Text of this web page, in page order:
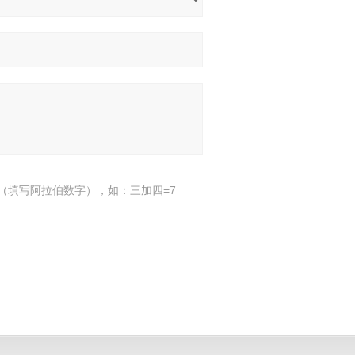
填写阿拉伯数字），如：三加四=7